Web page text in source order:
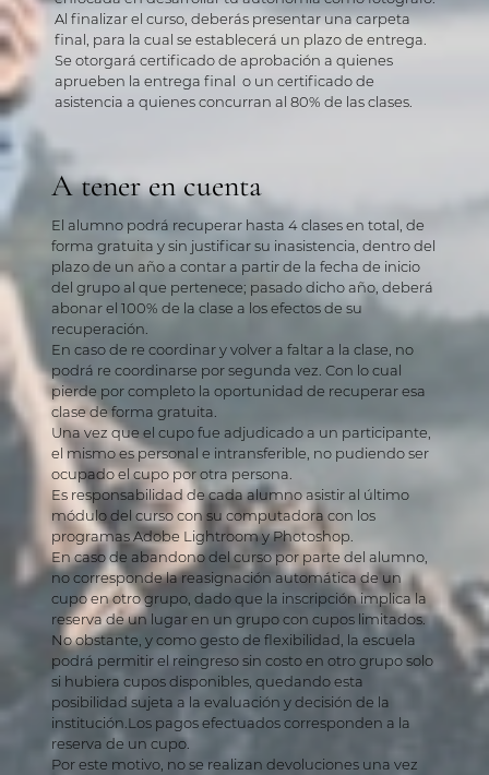
Al finalizar el curso, deberás presentar una carpeta
final, para la cual se establecerá un plazo de entrega.
Se otorgará certificado de aprobación a quienes
aprueben la entrega final o un certificado de
asistencia a quienes concurran al 80% de las clases.
A tener en cuenta
El alumno podrá recuperar hasta 4 clases en total, de
forma gratuita y sin justificar su inasistencia, dentro del
plazo de un año a contar a partir de la fecha de inicio
del grupo al que pertenece; pasado dicho año, deberá
abonar el 100% de la clase a los efectos de su
recuperación.
En caso de re coordinar y volver a faltar a la clase, no
podrá re coordinarse por segunda vez. Con lo cual
pierde por completo la oportunidad de recuperar esa
clase de forma gratuita.
Una vez que el cupo fue adjudicado a un participante,
el mismo es personal e intransferible, no pudiendo ser
ocupado el cupo por otra persona.
Es responsabilidad de cada alumno asistir al último
módulo del curso con su computadora con los
programas Adobe Lightroom y Photoshop.
En caso de abandono del curso por parte del alumno,
no corresponde la reasignación automática de un
cupo en otro grupo, dado que la inscripción implica la
reserva de un lugar en un grupo con cupos limitados.
No obstante, y como gesto de flexibilidad, la escuela
podrá permitir el reingreso sin costo en otro grupo solo
si hubiera cupos disponibles, quedando esta
posibilidad sujeta a la evaluación y decisión de la
institución.Los pagos efectuados corresponden a la
reserva de un cupo.
Por este motivo, no se realizan devoluciones una vez